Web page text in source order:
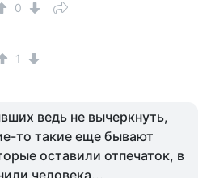
0
1
ведь не вычеркнуть,
то такие еще бывают
оставили отпечаток, в
человека...